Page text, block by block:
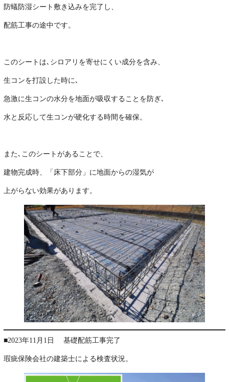
防蟻防湿シート敷き込みを完了し、
配筋工事の途中です。
このシートは､シロアリを寄せにくい成分を含み、
生コンを打設した時に､
急激に生コンの水分を地面が吸収することを防ぎ､
水と反応して生コンが硬化する時間を確保。
また､このシートがあることで、
建物完成時、「床下部分」に地面からの湿気が
上がらない効果があります。
■2023年11月1日 基礎配筋工事完了
瑕疵保険会社の建築士による検査状況。